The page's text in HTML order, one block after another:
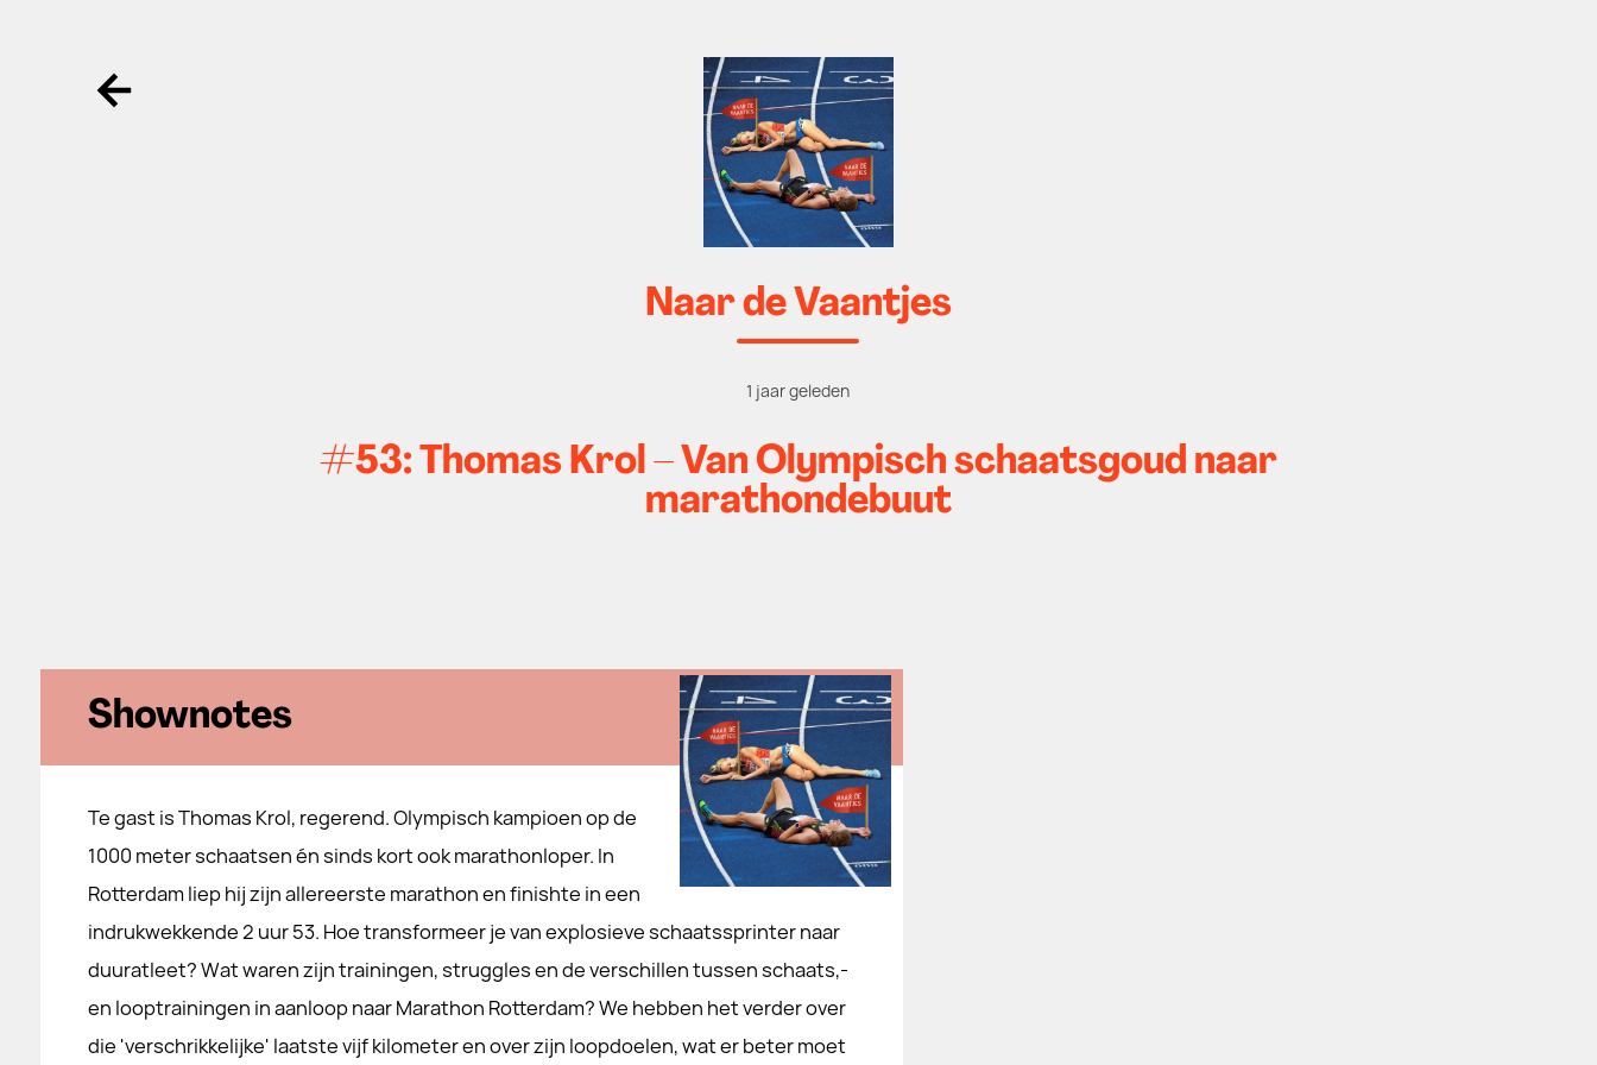
Ga terug
Naar de Vaantjes
1 jaar geleden
#53: Thomas Krol – Van Olympisch schaatsgoud naar
marathondebuut
Shownotes
Te gast is Thomas Krol, regerend. Olympisch kampioen op de
1000 meter schaatsen én sinds kort ook marathonloper. In
Rotterdam liep hij zijn allereerste marathon en finishte in een
indrukwekkende 2 uur 53. Hoe transformeer je van explosieve schaatssprinter naar
duuratleet? Wat waren zijn trainingen, struggles en de verschillen tussen schaats,-
en looptrainingen in aanloop naar Marathon Rotterdam? We hebben het verder over
die 'verschrikkelijke' laatste vijf kilometer en over zijn loopdoelen, wat er beter moet